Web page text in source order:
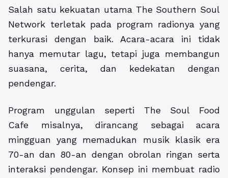
Salah satu kekuatan utama The Southern Soul
Network terletak pada program radionya yang
terkurasi dengan baik. Acara-acara ini tidak
hanya memutar lagu, tetapi juga membangun
suasana, cerita, dan kedekatan dengan
pendengar.
Program unggulan seperti The Soul Food
Cafe misalnya, dirancang sebagai acara
mingguan yang memadukan musik klasik era
70-an dan 80-an dengan obrolan ringan serta
interaksi pendengar. Konsep ini membuat radio